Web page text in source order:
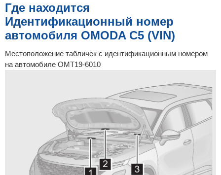
щ
е
н
и
е
Где находится
Идентификационный номер
автомобиля OMODA C5 (VIN)
Местоположение табличек с идентификационным номером
на автомобиле OMT19-6010